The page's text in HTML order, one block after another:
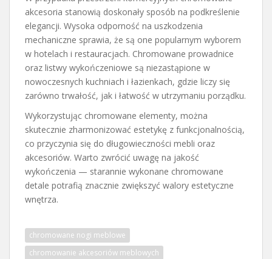
akcesoria stanowią doskonały sposób na podkreślenie
elegancji. Wysoka odporność na uszkodzenia
mechaniczne sprawia, że są one popularnym wyborem
w hotelach i restauracjach. Chromowane prowadnice
oraz listwy wykończeniowe są niezastąpione w
nowoczesnych kuchniach i łazienkach, gdzie liczy się
zarówno trwałość, jak i łatwość w utrzymaniu porządku.
Wykorzystując chromowane elementy, można
skutecznie zharmonizować estetykę z funkcjonalnością,
co przyczynia się do długowieczności mebli oraz
akcesoriów. Warto zwrócić uwagę na jakość
wykończenia — starannie wykonane chromowane
detale potrafią znacznie zwiększyć walory estetyczne
wnętrza.
chromowane nogi meblowe
chromowanie akcesoriów meblowych